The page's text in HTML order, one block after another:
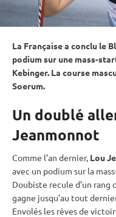
La Française a conclu le
podium sur une mass-
Kebinger. La course
Soerum.
Un doublé
Jeanmonnot
Comme l’an dernier, Lou
avec un podium sur la
Doubiste recule d’un rang
gagne jusqu’au tout
Envolés les rêves de